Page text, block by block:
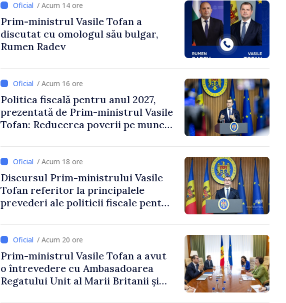
/ Acum 14 ore
Prim-ministrul Vasile Tofan a
discutat cu omologul său bulgar,
Rumen Radev
/ Acum 16 ore
Politica fiscală pentru anul 2027,
prezentată de Prim-ministrul Vasile
Tofan: Reducerea poverii pe muncă,
/ Acum 18 ore
Discursul Prim-ministrului Vasile
Tofan referitor la principalele
prevederi ale politicii fiscale pentru
/ Acum 20 ore
Prim-ministrul Vasile Tofan a avut
o întrevedere cu Ambasadoarea
Regatului Unit al Marii Britanii și